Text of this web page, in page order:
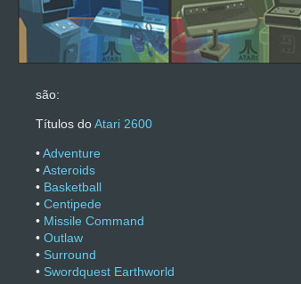
são:
Títulos doAtari 2600
•Adventure
•Asteroids
• Basketball
• Centipede
• Missile Command
• Outlaw
• Surround
• Swordquest Earthworld